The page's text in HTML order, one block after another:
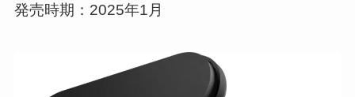
発売時期：2025年1月